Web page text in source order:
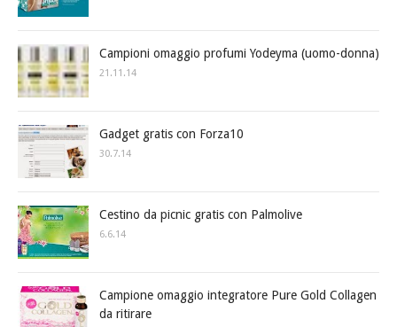
Campioni omaggio profumi Yodeyma (uomo-donna)
21.11.14
Gadget gratis con Forza10
30.7.14
Cestino da picnic gratis con Palmolive
6.6.14
Campione omaggio integratore Pure Gold Collagen
da ritirare